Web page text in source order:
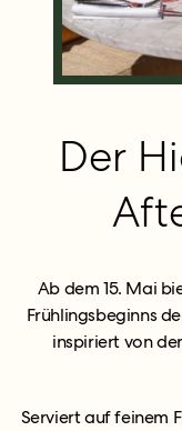
Der
Ab dem 15. Mai
Frühlingsbeginns
inspiriert von
Serviert auf feinem